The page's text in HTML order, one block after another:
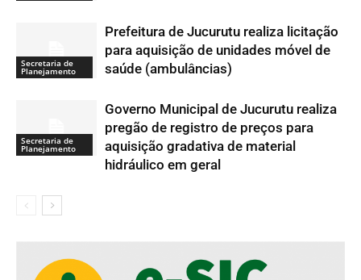
Secretaria de
Planejamento
Prefeitura de Jucurutu realiza licitação
para aquisição de unidades móvel de
saúde (ambulâncias)
Secretaria de
Planejamento
Governo Municipal de Jucurutu realiza
pregão de registro de preços para
aquisição gradativa de material
hidráulico em geral